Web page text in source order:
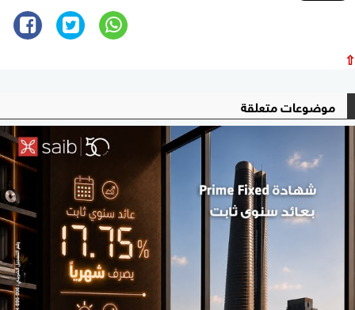
⇧
موضوعات متعلقة